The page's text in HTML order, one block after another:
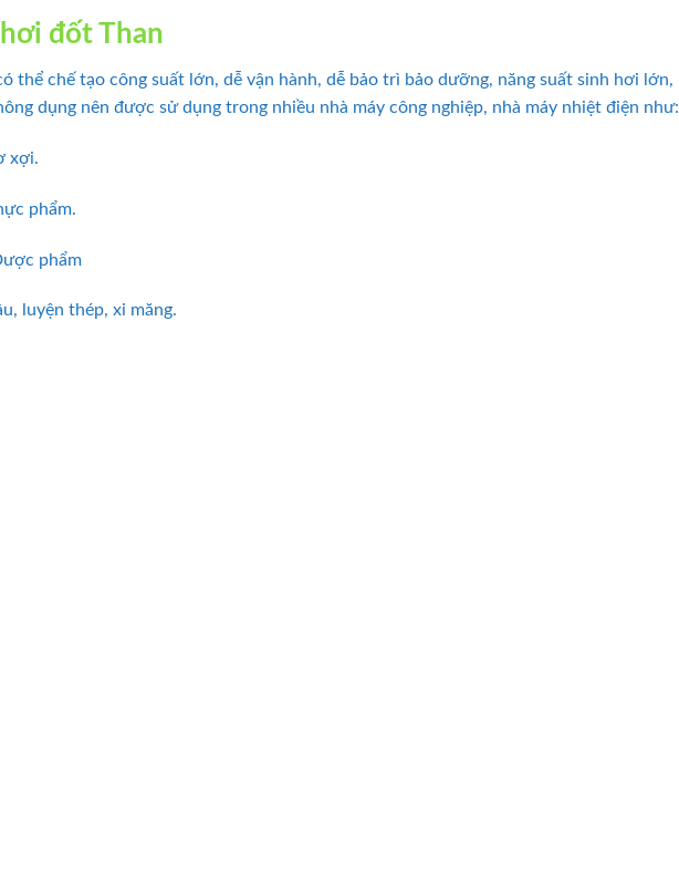
đốt Than
thể chế tạo công suất lớn, dễ vận hành, dễ bảo trì bảo dưỡng, năng suất sinh hơi lớn,
dụng nên được sử dụng trong nhiều nhà máy công nghiệp, nhà máy nhiệt điện như:
xợi.
phẩm.
phẩm
luyện thép, xi măng.